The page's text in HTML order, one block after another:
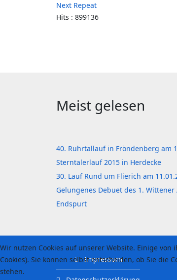
Next Repeat
Hits : 899136
Meist gelesen
40. Ruhrtallauf in Fröndenberg am
Sterntalerlauf 2015 in Herdecke
30. Lauf Rund um Flierich am
Gelungenes Debuet des 1.
Endspurt
Impressum
Wir nutzen Cookies auf unserer Website. Einige
Cookies). Sie können selbst entscheiden, ob Sie
stehen.